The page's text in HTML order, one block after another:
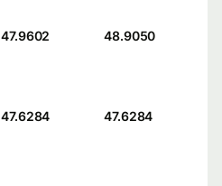
47.9602 48.9050
47.6284 47.6284